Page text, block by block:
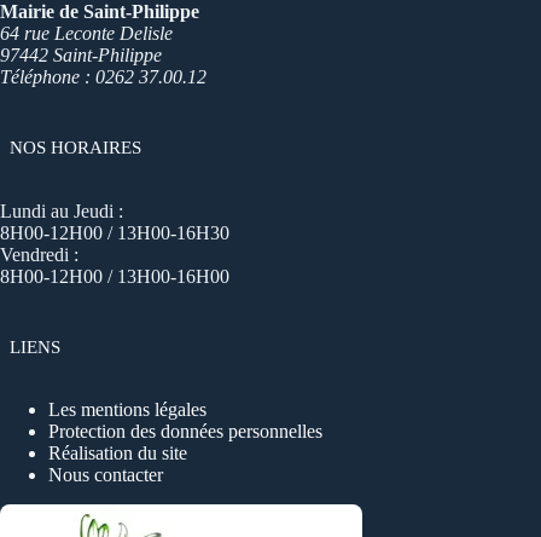
Mairie de Saint-Philippe
64 rue Leconte Delisle
97442 Saint-Philippe
Téléphone : 0262 37.00.12
NOS HORAIRES
Lundi au Jeudi :
8H00-12H00 / 13H00-16H30
Vendredi :
8H00-12H00 / 13H00-16H00
LIENS
Les mentions légales
Protection des données personnelles
Réalisation du site
Nous contacter